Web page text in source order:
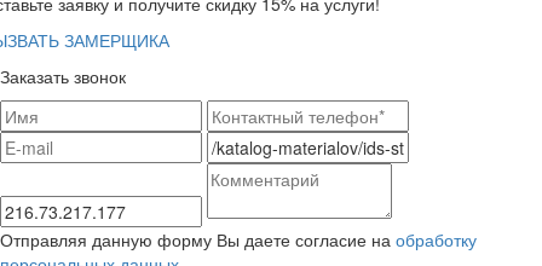
ЗАМЕРЩИКА
Заказать звонок
Отправляя данную форму Вы даете согласие на обработку